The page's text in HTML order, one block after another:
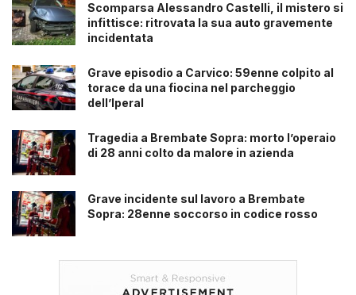
Scomparsa Alessandro Castelli, il mistero si
infittisce: ritrovata la sua auto gravemente
incidentata
Grave episodio a Carvico: 59enne colpito al
torace da una fiocina nel parcheggio
dell’Iperal
Tragedia a Brembate Sopra: morto l’operaio
di 28 anni colto da malore in azienda
Grave incidente sul lavoro a Brembate
Sopra: 28enne soccorso in codice rosso